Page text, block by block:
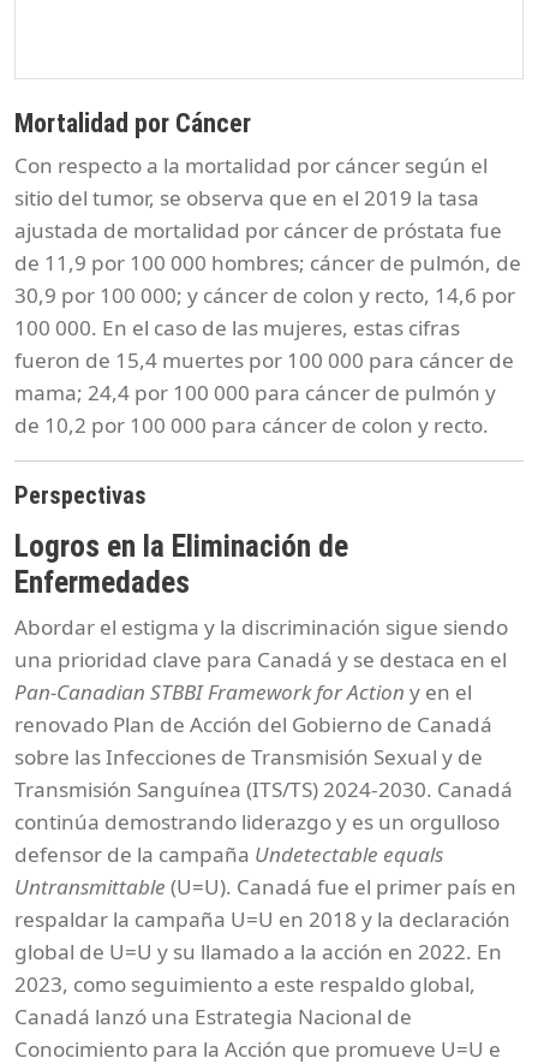
Mortalidad por Cáncer
Con respecto a la mortalidad por cáncer según el
sitio del tumor, se observa que en el 2019 la tasa
ajustada de mortalidad por cáncer de próstata fue
de 11,9 por 100 000 hombres; cáncer de pulmón, de
30,9 por 100 000; y cáncer de colon y recto, 14,6 por
100 000. En el caso de las mujeres, estas cifras
fueron de 15,4 muertes por 100 000 para cáncer de
mama; 24,4 por 100 000 para cáncer de pulmón y
de 10,2 por 100 000 para cáncer de colon y recto.
Perspectivas
Logros en la Eliminación de
Enfermedades
Abordar el estigma y la discriminación sigue siendo
una prioridad clave para Canadá y se destaca en el
Pan-Canadian STBBI Framework for Action y en el
renovado Plan de Acción del Gobierno de Canadá
sobre las Infecciones de Transmisión Sexual y de
Transmisión Sanguínea (ITS/TS) 2024-2030. Canadá
continúa demostrando liderazgo y es un orgulloso
defensor de la campaña Undetectable equals
Untransmittable (U=U). Canadá fue el primer país en
respaldar la campaña U=U en 2018 y la declaración
global de U=U y su llamado a la acción en 2022. En
2023, como seguimiento a este respaldo global,
Canadá lanzó una Estrategia Nacional de
Conocimiento para la Acción que promueve U=U e